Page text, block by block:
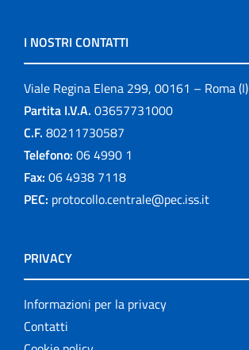
I NOSTRI CONTATTI
Viale Regina Elena 299, 00161 – Roma (I)
Partita I.V.A. 03657731000
C.F. 80211730587
Telefono: 06 4990 1
Fax: 06 4938 7118
PEC: protocollo.centrale@pec.iss.it
PRIVACY
Informazioni per la privacy
Contatti